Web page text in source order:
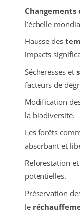
l’échelle
Hausse des
impacts
Sécheresses et
facteurs de
Modification
la biodiversité.
Les forêts
absorbant et
Reforestation
potentielles.
Préservation
le